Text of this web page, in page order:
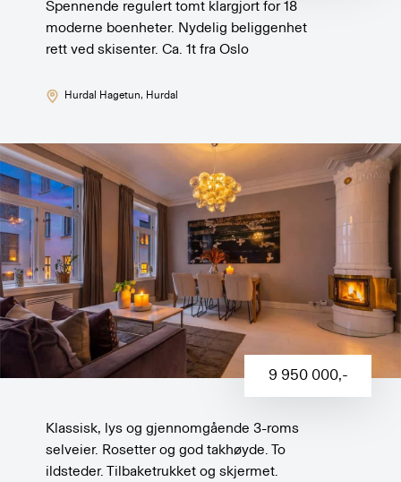
Spennende regulert tomt klargjort for 18
moderne boenheter. Nydelig beliggenhet
rett ved skisenter. Ca. 1t fra Oslo
Hurdal Hagetun, Hurdal
9 950 000,-
Klassisk, lys og gjennomgående 3-roms
selveier. Rosetter og god takhøyde. To
ildsteder. Tilbaketrukket og skjermet.